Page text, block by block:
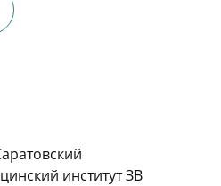
институт ЗВ